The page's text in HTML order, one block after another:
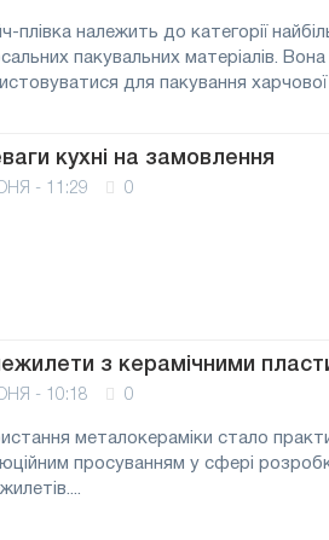
плівка належить до категорії
пакувальних матеріалів.
для пакування харчової
кухні на замовлення
- 11:29 0
з керамічними
- 10:18 0
металокераміки стало
просуванням у сфері